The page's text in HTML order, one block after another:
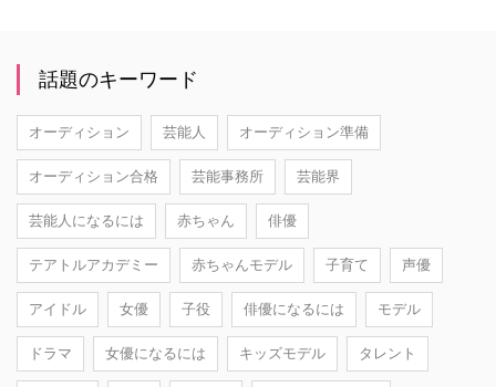
話題のキーワード
オーディション 芸能人 オーディション準備
オーディション合格 芸能事務所 芸能界
芸能人になるには 赤ちゃん 俳優
テアトルアカデミー 赤ちゃんモデル 子育て 声優
アイドル 女優 子役 俳優になるには モデル
ドラマ 女優になるには キッズモデル タレント